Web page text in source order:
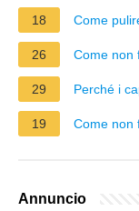
18 Come
26 Come non
29 Perché i
19 Come non
Annuncio